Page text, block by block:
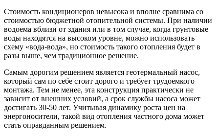
Стоимость кондиционеров невысока и вполне сравнима со
стоимостью бюджетной отопительной системы. При наличии
водоема вблизи от здания или в том случае, когда грунтовые
воды находятся на высоком уровне, можно использовать
схему «вода-вода», но стоимость такого отопления будет в
разы выше, чем традиционное решение.
Самым дорогим решением является геотермальный насос,
который сам по себе стоит дорого и требует трудоемкого
монтажа. Тем не менее, эта конструкция практически не
зависит от внешних условий, а срок службы насоса может
достигать 30-50 лет. Учитывая динамику роста цен на
энергоносители, такой вид отопления частного дома может
стать оправданным решением.